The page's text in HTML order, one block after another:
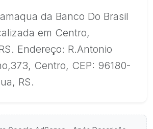
da Banco Do Brasil
em Centro,
Endereço: R.Antonio
Centro, CEP: 96180-
RS.